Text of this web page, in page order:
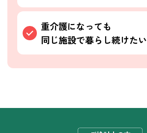
重介護になっても
同じ施設で暮らし続けたい